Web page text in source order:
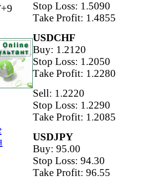
Stop Loss: 1.5090
Тake Рrofit: 1.4855
USDCHF
Buy: 1.2120
Stop Loss: 1.2050
Тake Рrofit: 1.2280
Sell: 1.2220
Stop Loss: 1.2290
Тake Рrofit: 1.2085
USDJPY
Buy: 95.00
Stop Loss: 94.30
Тake Рrofit: 96.55